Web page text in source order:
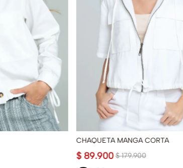
CHAQUETA MANGA CORTA
$ 179.900
$ 89.900